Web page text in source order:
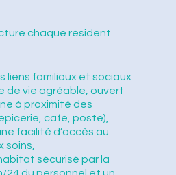
chaque résident
liens familiaux et sociaux
de vie agréable, ouvert
à proximité des
café, poste),
facilité d’accès au
soins,
sécurisé par la
24 du personnel et un